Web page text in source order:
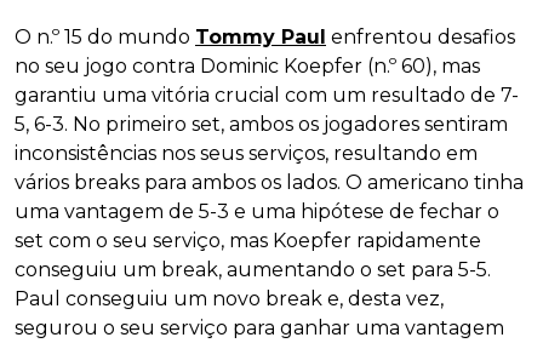
O n.º 15 do mundo Tommy Paul enfrentou desafios
no seu jogo contra Dominic Koepfer (n.º 60), mas
garantiu uma vitória crucial com um resultado de 7-
5, 6-3. No primeiro set, ambos os jogadores sentiram
inconsistências nos seus serviços, resultando em
vários breaks para ambos os lados. O americano tinha
uma vantagem de 5-3 e uma hipótese de fechar o
set com o seu serviço, mas Koepfer rapidamente
conseguiu um break, aumentando o set para 5-5.
Paul conseguiu um novo break e, desta vez,
segurou o seu serviço para ganhar uma vantagem